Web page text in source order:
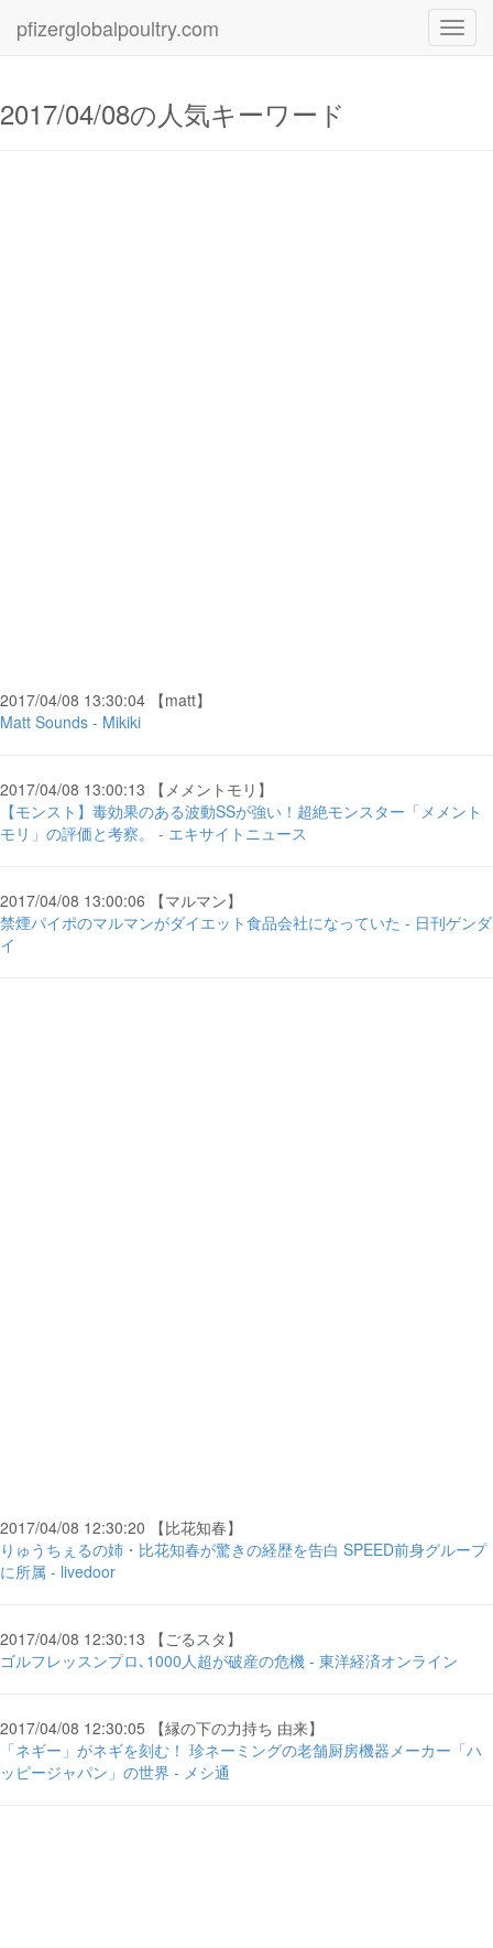
pfizerglobalpoultry.com
2017/04/08の人気キーワード
2017/04/08 13:30:04 【matt】
Matt Sounds - Mikiki
2017/04/08 13:00:13 【メメントモリ】
【モンスト】毒効果のある波動SSが強い！超絶モンスター「メメント
モリ」の評価と考察。 - エキサイトニュース
2017/04/08 13:00:06 【マルマン】
禁煙パイポのマルマンがダイエット食品会社になっていた - 日刊ゲンダ
イ
2017/04/08 12:30:20 【比花知春】
りゅうちぇるの姉・比花知春が驚きの経歴を告白 SPEED前身グループ
に所属 - livedoor
2017/04/08 12:30:13 【ごるスタ】
ゴルフレッスンプロ､1000人超が破産の危機 - 東洋経済オンライン
2017/04/08 12:30:05 【縁の下の力持ち 由来】
「ネギー」がネギを刻む！ 珍ネーミングの老舗厨房機器メーカー「ハ
ッピージャパン」の世界 - メシ通